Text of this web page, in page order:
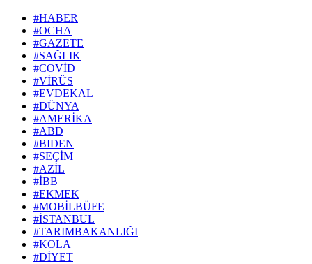
#HABER
#OCHA
#GAZETE
#SAĞLIK
#COVİD
#VİRÜS
#EVDEKAL
#DÜNYA
#AMERİKA
#ABD
#BIDEN
#SEÇİM
#AZİL
#İBB
#EKMEK
#MOBİLBÜFE
#İSTANBUL
#TARIMBAKANLIĞI
#KOLA
#DİYET